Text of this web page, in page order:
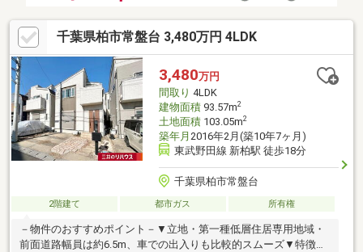
千葉県柏市常盤台 3,480万円 4LDK
3,480万円
間取り 4LDK
建物面積93.57m2
土地面積103.05m2
築年月 2016年2月(築10年7ヶ月)
東武野田線 新柏駅 徒歩18分
千葉県柏市常盤台
2階建て 都市ガス 所有権
－物件のおすすめポイント－▼立地・第一種低層住居専用地域・
前面道路幅員は約6.5m、車での出入りも比較的スムーズ▼特徴・